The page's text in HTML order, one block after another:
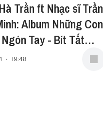
Trần ft Nhạc sĩ Trần
Album Những Con
Tay - Bít Tất
· 19:48